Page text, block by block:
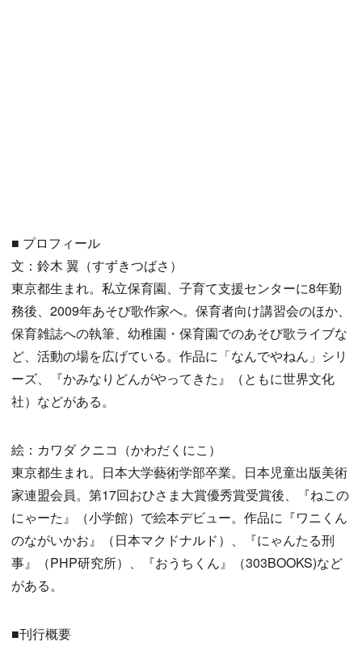
■ プロフィール
文：鈴木 翼（すずきつばさ）
東京都生まれ。私立保育園、子育て支援センターに8年勤
務後、2009年あそび歌作家へ。保育者向け講習会のほか、
保育雑誌への執筆、幼稚園・保育園でのあそび歌ライブな
ど、活動の場を広げている。作品に「なんでやねん」シリ
ーズ、『かみなりどんがやってきた』（ともに世界文化
社）などがある。
絵：カワダ クニコ（かわだくにこ）
東京都生まれ。日本大学藝術学部卒業。日本児童出版美術
家連盟会員。第17回おひさま大賞優秀賞受賞後、『ねこの
にゃーた』（小学館）で絵本デビュー。作品に『ワニくん
のながいかお』（日本マクドナルド）、『にゃんたる刑
事』（PHP研究所）、『おうちくん』（303BOOKS)など
がある。
■刊行概要